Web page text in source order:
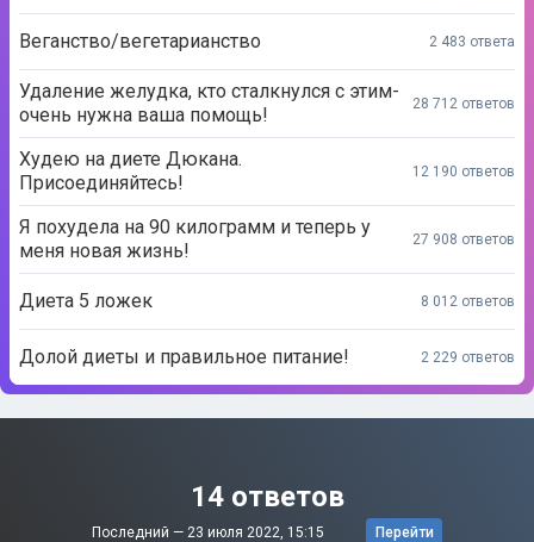
Веганство/вегетарианство 2 483 ответа
Удаление желудка, кто сталкнулся с этим-
очень нужна ваша помощь!
28 712 ответов
Худею на диете Дюкана.
Присоединяйтесь!
12 190 ответов
Я похудела на 90 килограмм и теперь у
меня новая жизнь!
27 908 ответов
Диета 5 ложек 8 012 ответов
Долой диеты и правильное питание! 2 229 ответов
14 ответов
Последний — 23 июля 2022, 15:15 Перейти